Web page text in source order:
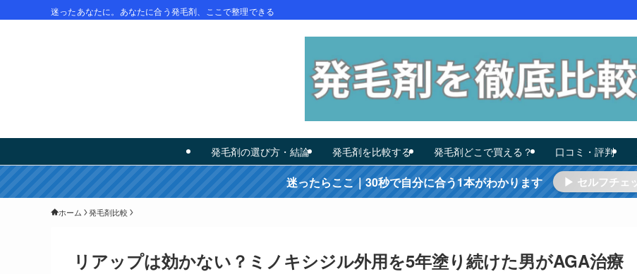
迷ったあなたに。あなたに合う発毛剤、ここで整理できる
発毛剤の選び方・結論 発毛剤を比較する 発毛剤どこで買える？ 口コミ・評判
迷ったらここ｜30秒で自分に合う1本がわかります ▶ セルフチェ
ホーム 発毛剤比較
リアップは効かない？ミノキシジル外用を5年塗り続けた男がAGA治療